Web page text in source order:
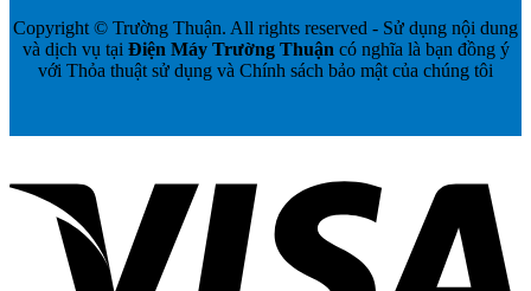
Copyright © Trường Thuận. All rights reserved - Sử dụng nội dung
và dịch vụ tại Điện Máy Trường Thuận có nghĩa là bạn đồng ý
với Thỏa thuật sử dụng và Chính sách bảo mật của chúng tôi